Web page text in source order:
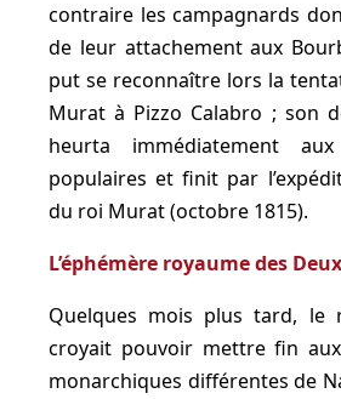
contraire les campagnards
de leur attachement aux
put se reconnaître lors la
Murat à Pizzo Calabro ; son
heurta immédiatement
populaires et finit par
du roi Murat (octobre 1815).
L’éphémère royaume des
Quelques mois plus tard, le
croyait pouvoir mettre fin
monarchiques différentes de